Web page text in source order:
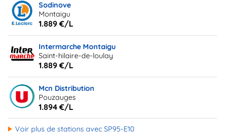
Sodinove
Montaigu
1.889 €/L
Intermarche Montaigu
Saint-hilaire-de-loulay
1.889 €/L
Mcn Distribution
Pouzauges
1.894 €/L
Voir plus de stations avec SP95-E10